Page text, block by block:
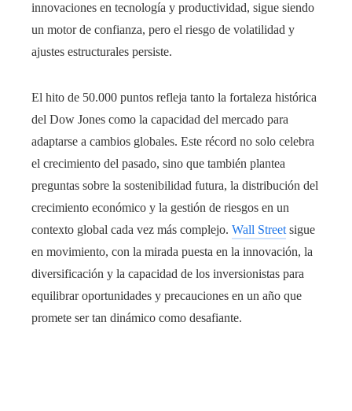
innovaciones en tecnología y productividad, sigue siendo
un motor de confianza, pero el riesgo de volatilidad y
ajustes estructurales persiste.
El hito de 50.000 puntos refleja tanto la fortaleza histórica
del Dow Jones como la capacidad del mercado para
adaptarse a cambios globales. Este récord no solo celebra
el crecimiento del pasado, sino que también plantea
preguntas sobre la sostenibilidad futura, la distribución del
crecimiento económico y la gestión de riesgos en un
contexto global cada vez más complejo. Wall Street sigue
en movimiento, con la mirada puesta en la innovación, la
diversificación y la capacidad de los inversionistas para
equilibrar oportunidades y precauciones en un año que
promete ser tan dinámico como desafiante.